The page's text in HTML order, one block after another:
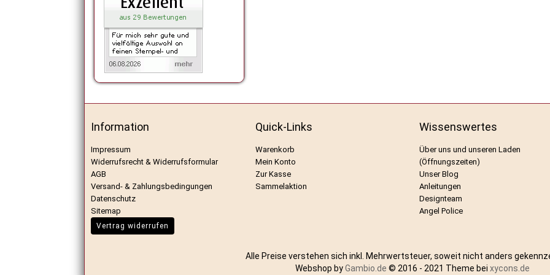
Information
Impressum
Widerrufsrecht & Widerrufsformular
AGB
Versand- & Zahlungsbedingungen
Datenschutz
Sitemap
Vertrag widerrufen
Quick-Links
Warenkorb
Mein Konto
Zur Kasse
Sammelaktion
Wissenswertes
Über uns und unseren Laden
(Öffnungszeiten)
Unser Blog
Anleitungen
Designteam
Angel Police
Alle Preise verstehen sich inkl. Mehrwertsteuer, soweit nicht anders
Webshop byGambio.de © 2016 - 2021 Theme bei xycons.de